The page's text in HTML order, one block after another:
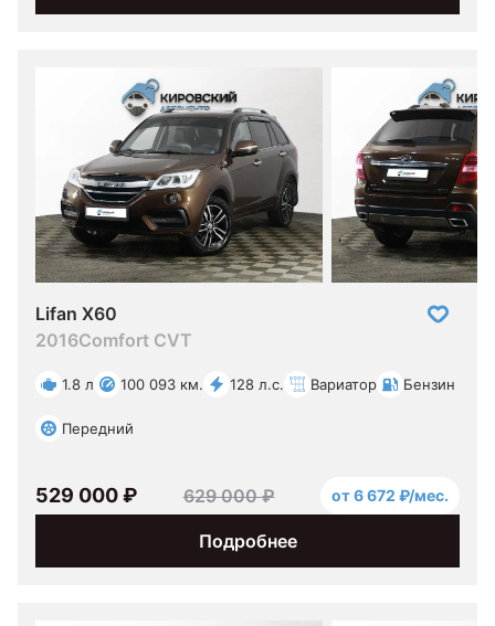
Lifan X60
2016Comfort CVT
1.8 л 100 093 км. 128 л.с. Вариатор Бензин
Передний
Подробнее
529 000 ₽ 629 000 ₽ от 6 672 ₽/мес.